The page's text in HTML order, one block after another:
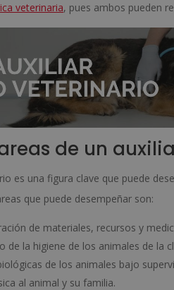
veterinaria, pues ambos pueden
de un
es una figura clave que puede
que puede desempeñar son:
de materiales, recursos y
de la higiene de los animales de la
de los animales bajo
al animal y su familia.